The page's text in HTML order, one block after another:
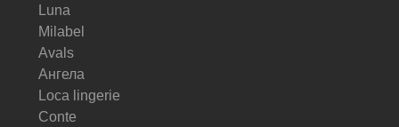
Luna
Milabel
Avals
Ангела
Loca lingerie
Conte